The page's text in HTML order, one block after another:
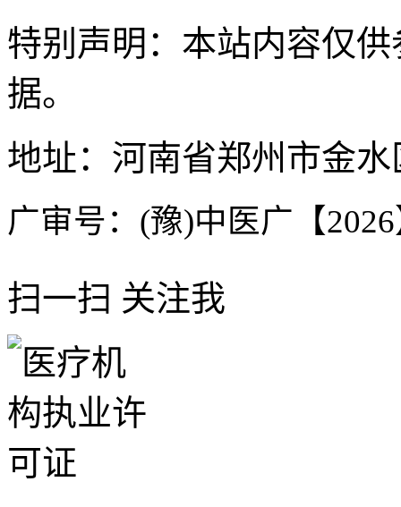
特别声明：本站内容仅
据。
地址：河南省郑州市金
广审号：(豫)中医广【
扫一扫 关注我